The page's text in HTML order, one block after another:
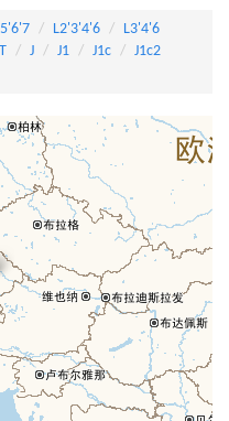
L2'3'4'6
L3'4'6
J J1 J1c
J1c2